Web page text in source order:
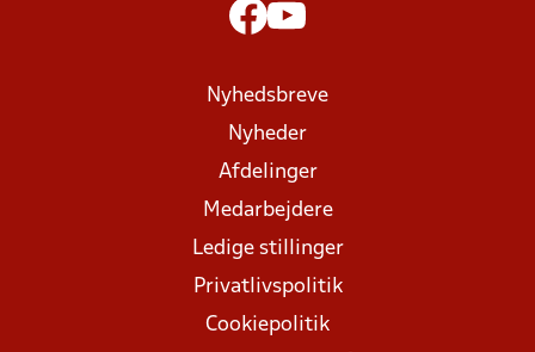
Nyhedsbreve
Nyheder
Afdelinger
Medarbejdere
Ledige stillinger
Privatlivspolitik
Cookiepolitik